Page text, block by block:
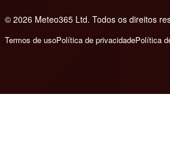
© 2026 Meteo365 Ltd. Todos os direitos
Termos de usoPolítica de privacidadePolítica